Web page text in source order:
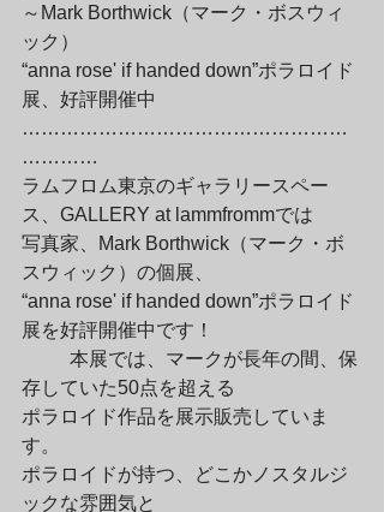
～Mark Borthwick（マーク・ボスウィ
ック）
“anna rose' if handed down”ポラロイド
展、好評開催中
……………………………………………
…………
ラムフロム東京のギャラリースペー
ス、GALLERY at lammfrommでは
写真家、Mark Borthwick（マーク・ボ
スウィック）の個展、
“anna rose' if handed down”ポラロイド
展を好評開催中です！
存していた50点を超える
ポラロイド作品を展示販売していま
す。
ポラロイドが持つ、どこかノスタルジ
ックな雰囲気と